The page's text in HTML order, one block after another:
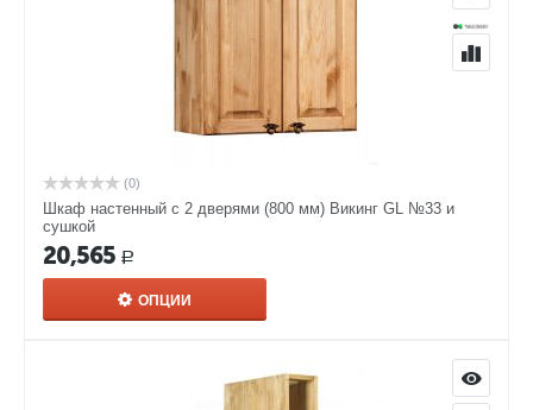
(0)
Шкаф настенный с 2 дверями (800 мм) Викинг GL №33 и
сушкой
20,565 Р
ОПЦИИ